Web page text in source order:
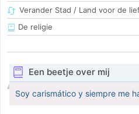
Verander Stad / Land voor de
De religie
Een beetje over mij
Soy carismático y siempre me